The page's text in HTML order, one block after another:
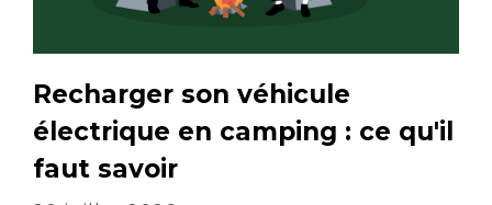
Recharger son véhicule
électrique en camping : ce qu'il
faut savoir